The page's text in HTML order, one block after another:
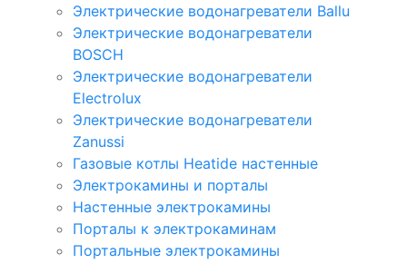
Электрические водонагреватели Ballu
Электрические водонагреватели
BOSCH
Электрические водонагреватели
Electrolux
Электрические водонагреватели
Zanussi
Газовые котлы Heatide настенные
Электрокамины и порталы
Настенные электрокамины
Порталы к электрокаминам
Портальные электрокамины